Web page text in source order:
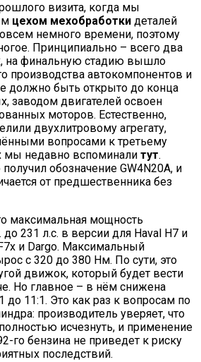
визита, когда мы
цехом мехобработки деталей
немного времени, поэтому
Принципиально – всего два
на финальную стадию вышло
производства автокомпонентов и
должно быть открыто до конца
заводом двигателей освоен
моторов. Естественно,
двухлитровому агрегату,
вопросами к третьему
мы недавно вспоминали тут.
обозначение GW4N20A, и
от предшественника без
максимальная мощность
до 231 л.с. в версии для Haval H7 и
и Dargo. Максимальный
с 320 до 380 Нм. По сути, это
движок, который будет вести
Но главное – в нём снижена
до 11:1. Это как раз к вопросам по
производитель уверяет, что
исчезнуть, и применение
го бензина не приведет к риску
последствий.